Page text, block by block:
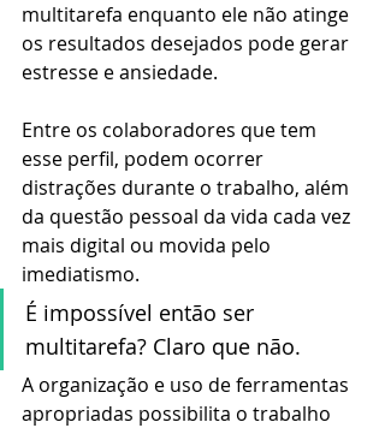
multitarefa enquanto ele não atinge
os resultados desejados pode gerar
estresse e ansiedade.
Entre os colaboradores que tem
esse perfil, podem ocorrer
distrações durante o trabalho, além
da questão pessoal da vida cada vez
mais digital ou movida pelo
imediatismo.
É impossível então ser
multitarefa? Claro que não.
A organização e uso de ferramentas
apropriadas possibilita o trabalho